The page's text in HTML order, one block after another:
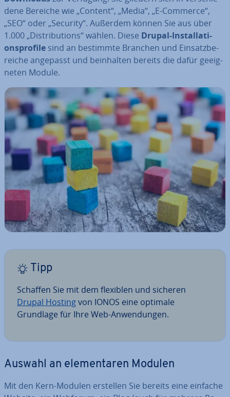
de­ne Bereiche wie „Content“, „Media“, „E-Commerce“,
„SEO“ oder „Security“. Außerdem können Sie aus über
1.000 „Dis­tri­bu­ti­ons“ wählen. Diese Drupal-In­stal­la­ti­
ons­pro­fi­le sind an bestimmte Branchen und Ein­satz­be­
rei­che angepasst und be­inhal­ten bereits die dafür ge­eig­
ne­ten Module.
Tipp
Schaffen Sie mit dem flexiblen und sicheren
Drupal Hostingvon IONOS eine optimale
Grundlage für Ihre Web-An­wen­dun­gen.
Auswahl an ele­men­ta­ren Modulen
Mit den Kern-Modulen erstellen Sie bereits eine einfache